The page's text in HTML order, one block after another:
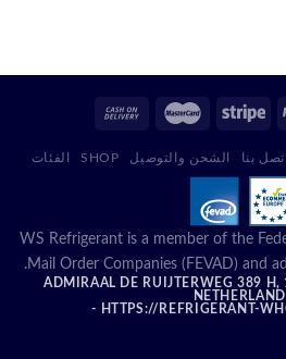
اتصل بنا الشحن والتوصيل SHOP الفئات
WS Refrigerant is a member of the
Mail Order Companies (FEVAD) and
ADMIRAAL DE RUIJTERWEG 389 H,